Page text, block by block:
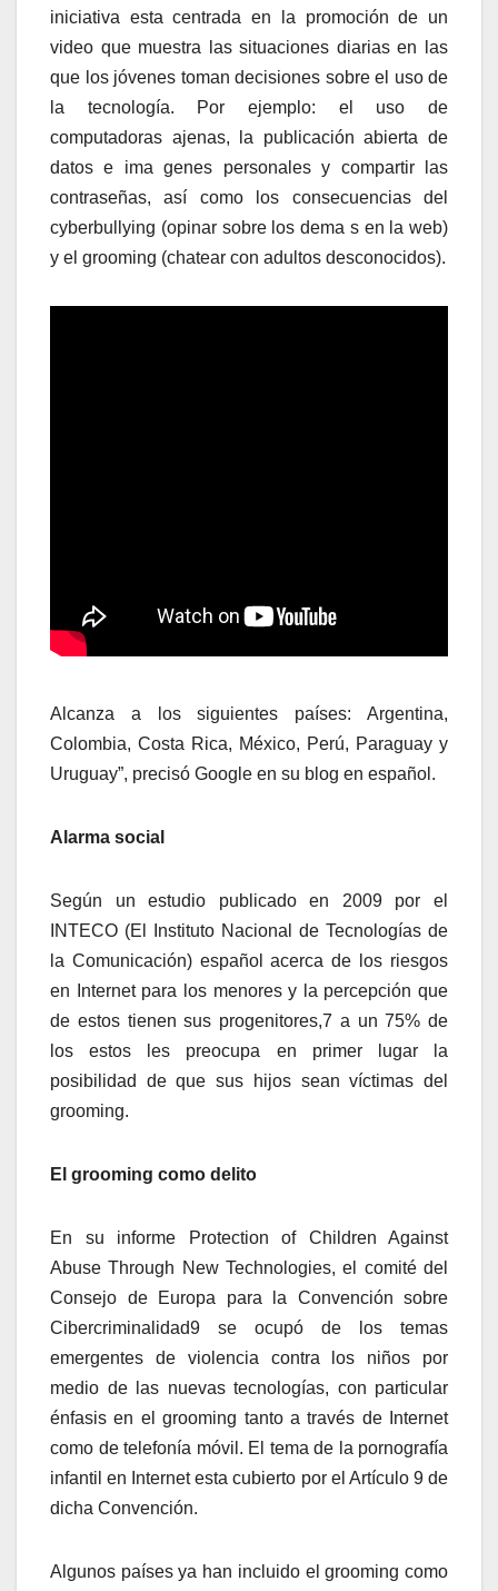
iniciativa esta centrada en la promoción de un
video que muestra las situaciones diarias en las
que los jóvenes toman decisiones sobre el uso de
la tecnología. Por ejemplo: el uso de
computadoras ajenas, la publicación abierta de
datos e ima genes personales y compartir las
contraseñas, así como los consecuencias del
cyberbullying (opinar sobre los dema s en la web)
y el grooming (chatear con adultos desconocidos).
Alcanza a los siguientes países: Argentina,
Colombia, Costa Rica, México, Perú, Paraguay y
Uruguay”, precisó Google en su blog en español.
Alarma social
Según un estudio publicado en 2009 por el
INTECO (El Instituto Nacional de Tecnologías de
la Comunicación) español acerca de los riesgos
en Internet para los menores y la percepción que
de estos tienen sus progenitores,7 a un 75% de
los estos les preocupa en primer lugar la
posibilidad de que sus hijos sean víctimas del
grooming.
El grooming como delito
En su informe Protection of Children Against
Abuse Through New Technologies, el comité del
Consejo de Europa para la Convención sobre
Cibercriminalidad9 se ocupó de los temas
emergentes de violencia contra los niños por
medio de las nuevas tecnologías, con particular
énfasis en el grooming tanto a través de Internet
como de telefonía móvil. El tema de la pornografía
infantil en Internet esta cubierto por el Artículo 9 de
dicha Convención.
Algunos países ya han incluido el grooming como